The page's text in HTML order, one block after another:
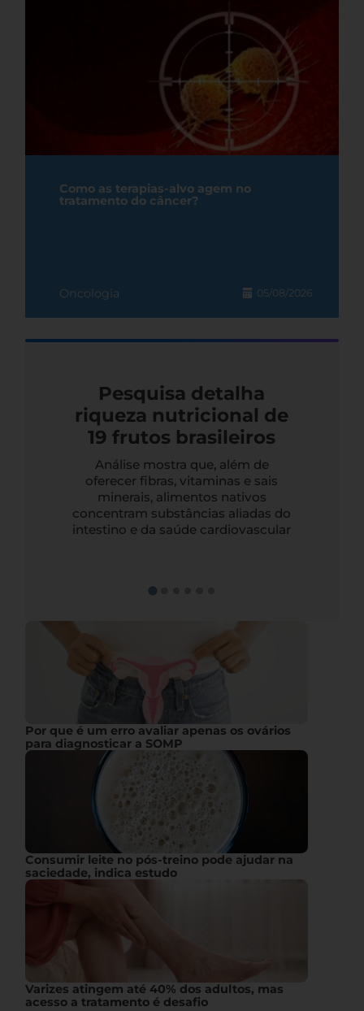
Como as terapias-alvo agem no
tratamento do câncer?
Oncologia 05/08/2026
Pesquisa detalha
riqueza nutricional de
19 frutos brasileiros
Análise mostra que, além de
oferecer fibras, vitaminas e sais
minerais, alimentos nativos
concentram substâncias aliadas do
intestino e da saúde cardiovascular
Por que é um erro avaliar apenas os ovários
para diagnosticar a SOMP
Consumir leite no pós-treino pode ajudar na
saciedade, indica estudo
Varizes atingem até 40% dos adultos, mas
acesso a tratamento é desafio